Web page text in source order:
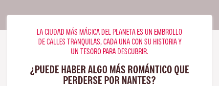
LA CIUDAD MÁS MÁGICA DEL PLANETA ES UN EMBROLLO
DE CALLES TRANQUILAS, CADA UNA CON SU HISTORIA Y
UN TESORO PARA DESCUBRIR.
¿PUEDE HABER ALGO MÁS ROMÁNTICO QUE
PERDERSE POR NANTES?